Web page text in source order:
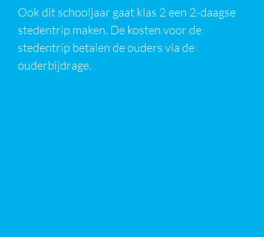
Ook dit schooljaar gaat klas 2 een 2-daagse
stedentrip maken. De kosten voor de
stedentrip betalen de ouders via de
ouderbijdrage.